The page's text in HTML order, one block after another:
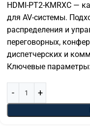
HDMI-PT2-KMRXC —
для AV-системы.
распределения и
переговорных,
диспетчерских и
Ключевые